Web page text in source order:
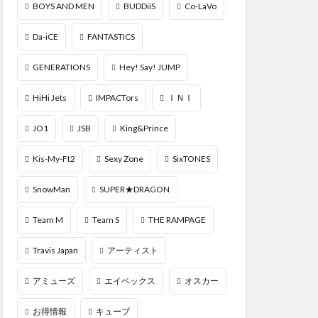
BOYS AND MEN BUDDiiS Co-LaVo
Da-iCE FANTASTICS
GENERATIONS Hey! Say! JUMP
HiHi Jets IMPACTors ＩＮＩ
JO1 JSB King&Prince
Kis-My-Ft2 Sexy Zone SixTONES
SnowMan SUPER★DRAGON
Team M Team S THE RAMPAGE
Travis Japan アーティスト
アミューズ エイベックス オスカー
お得情報 キューブ